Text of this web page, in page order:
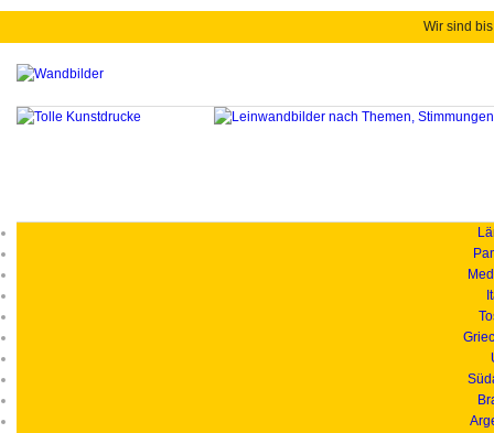
Wir sind